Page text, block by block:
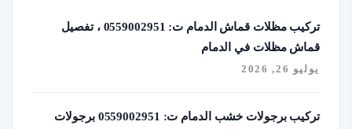
تركيب مظلات قماش الدمام ت: 0559002951 ، تفصيل
قماش مظلات في الدمام
يوليو 26, 2026
تركيب برجولات خشب الدمام ت: 0559002951 برجولات